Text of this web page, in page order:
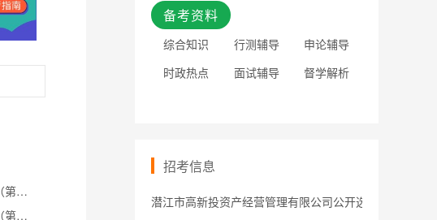
2026年黄冈市考试录用公务员拟录用人员公示（第三批）
2026年天门市考试录用公务员拟录用人员公示（第二批）
备考资料
综合知识 行测辅导 申论辅导
时政热点 面试辅导 督学解析
招考信息
潜江市高新投资产经营管理有限公司公开选聘预公告